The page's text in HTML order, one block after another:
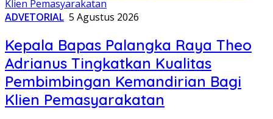
ADVETORIAL 5 Agustus 2026
Kepala Bapas Palangka Raya Theo
Adrianus Tingkatkan Kualitas
Pembimbingan Kemandirian Bagi
Klien Pemasyarakatan